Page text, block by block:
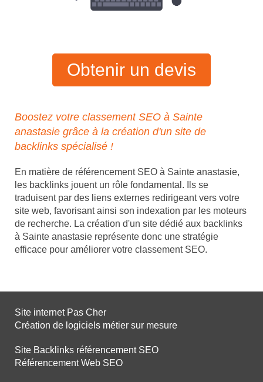
Obtenir un devis
Boostez votre classement SEO à Sainte
anastasie grâce à la création d'un site de
backlinks spécialisé !
En matière de référencement SEO à Sainte anastasie,
les backlinks jouent un rôle fondamental. Ils se
traduisent par des liens externes redirigeant vers votre
site web, favorisant ainsi son indexation par les moteurs
de recherche. La création d'un site dédié aux backlinks
à Sainte anastasie représente donc une stratégie
efficace pour améliorer votre classement SEO.
Site internet Pas Cher
Création de logiciels métier sur mesure
Site Backlinks référencement SEO
Référencement Web SEO